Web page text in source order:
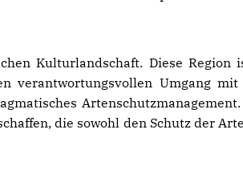
Kulturlandschaft. Diese Region
verantwortungsvollen Umgang
Artenschutzmanagement.
die sowohl den Schutz der